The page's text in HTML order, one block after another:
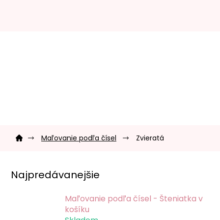
Domov Maľovanie podľa čísel Zvieratá
Najpredávanejšie
Maľovanie podľa čísel - Šteniatka v
košíku